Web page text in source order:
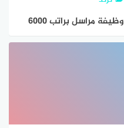
وظيفة مراسل براتب 6000
ريال بالرياض للجنسين